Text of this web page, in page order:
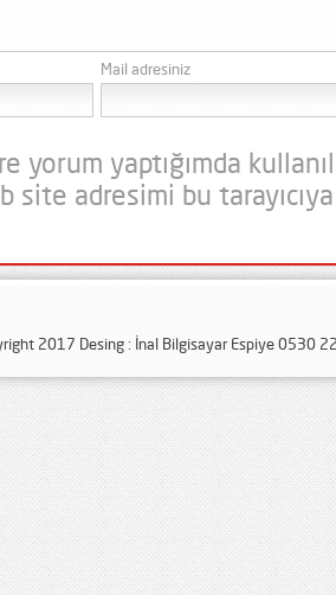
Mail adresiniz
yorum yaptığımda
site adresimi bu
2017 Desing : İnal Bilgisayar Espiye 0530